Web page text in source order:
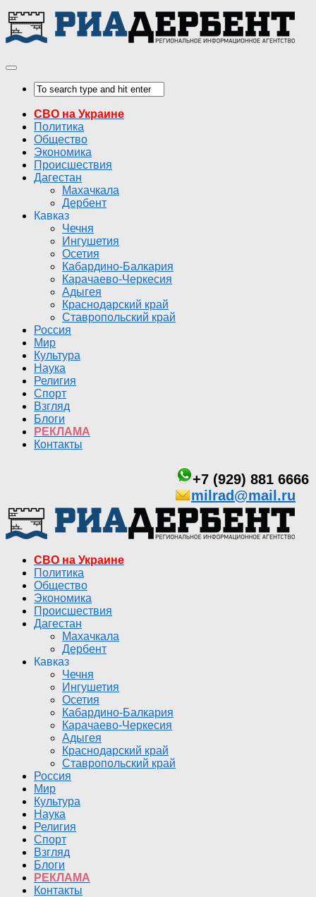
СВО на Украине
Политика
Общество
Экономика
Происшествия
Дагестан
Махачкала
Дербент
Кавказ
Чечня
Ингушетия
Осетия
Кабардино-Балкария
Карачаево-Черкесия
Адыгея
Краснодарский край
Ставропольский край
Россия
Мир
Культура
Наука
Религия
Спорт
Взгляд
Блоги
РЕКЛАМА
Контакты
+7 (929) 881 6666
milrad@mail.ru
СВО на Украине
Политика
Общество
Экономика
Происшествия
Дагестан
Махачкала
Дербент
Кавказ
Чечня
Ингушетия
Осетия
Кабардино-Балкария
Карачаево-Черкесия
Адыгея
Краснодарский край
Ставропольский край
Россия
Мир
Культура
Наука
Религия
Спорт
Взгляд
Блоги
РЕКЛАМА
Контакты